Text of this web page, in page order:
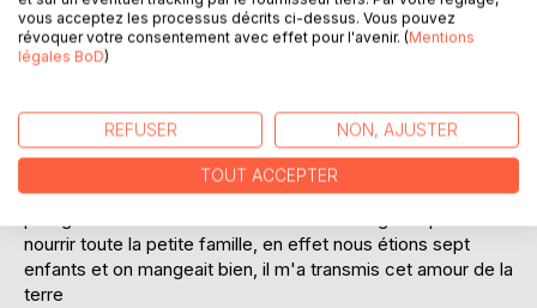
DESCRIPTION
Mon jardin Le Clos Fleuri
Ma passion du jardin remonte à mon enfance je suis née
dans une ferme en Ardèche et mon papa avait un petit
nourrir toute la petite famille, en effet nous étions sept
enfants et on mangeait bien, il m'a transmis cet amour de la
terre
vous acceptez les processus décrits ci-dessus. Vous pouvez
révoquer votre consentement avec effet pour l'avenir. (Mentions
légales BoD)
REFUSER NON, AJUSTER
TOUT ACCEPTER